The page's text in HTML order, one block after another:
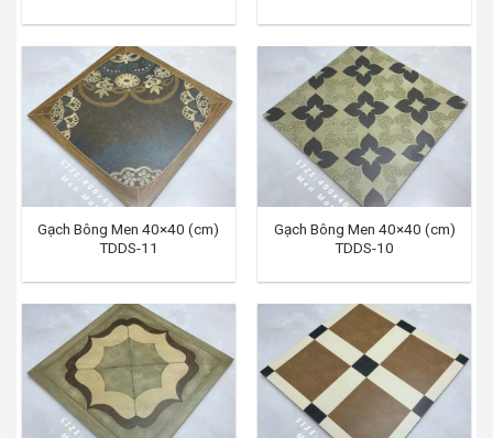
Gạch Bông Men 40×40 (cm)
TDDS-11
Gạch Bông Men 40×40 (cm)
TDDS-10